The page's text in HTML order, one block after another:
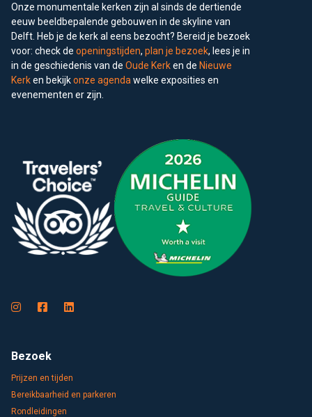
Onze monumentale kerken zijn al sinds de dertiende
eeuw beeldbepalende gebouwen in de skyline van
Delft. Heb je de kerk al eens bezocht? Bereid je bezoek
voor: check de openingstijden, plan je bezoek, lees je in
in de geschiedenis van de Oude Kerken de Nieuwe
Kerken bekijkonze agenda welke exposities en
evenementen er zijn.
Bezoek
Prijzen en tijden
Bereikbaarheid en parkeren
Rondleidingen